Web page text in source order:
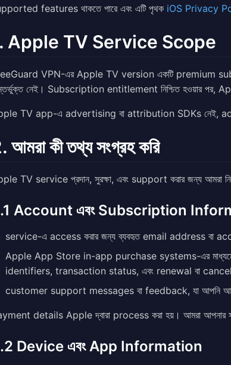
features থাকতে পারে এবং এটি পৃথক iOS Privacy
Apple TV Service Scope
VPN-এর Apple TV version একটি premium
নেই। Subscription entitlement নিশ্চিত হওয়ার পর,
TV app-এ advertising বা attribution SDKs নেই,
আমরা কী তথ্য সংগ্রহ করি
TV service প্রদান, সুরক্ষা, এবং support করার জন্য আমরা
Account এবং Subscription
service-এ access করার জন্য ব্যবহৃত email address বা
Apple App Store in-app purchase systems-এর
identifiers, transaction status, এবং renewal বা
customer support messages বা feedback, যা আপনি
details Apple দ্বারা process করা হয়। আমরা আপনার
Device এবং App Information